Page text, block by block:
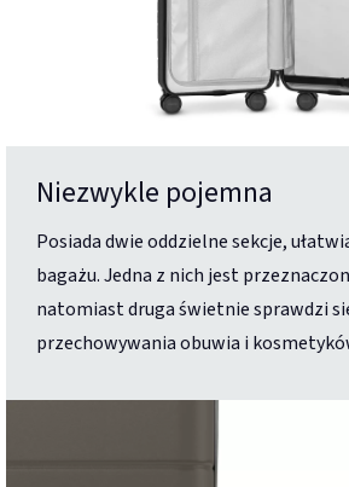
Niezwykle pojemna
Posiada dwie oddzielne sekcje,
bagażu. Jedna z nich jest
natomiast druga świetnie sprawdzi
przechowywania obuwia i